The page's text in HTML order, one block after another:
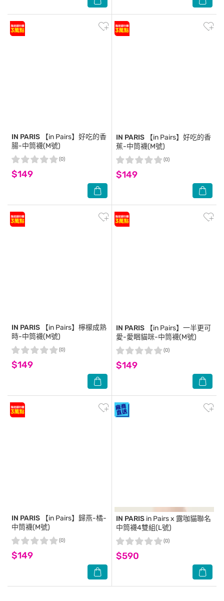
IN PARIS 【in Pairs】好吃的香
腸-中筒襪(M號)
$149
(0)
IN PARIS 【in Pairs】好吃的香
蕉-中筒襪(M號)
$149
(0)
IN PARIS 【in Pairs】檸檬成熟
時-中筒襪(M號)
$149
(0)
IN PARIS 【in Pairs】一半更可
愛-愛睏貓咪-中筒襪(M號)
$149
(0)
IN PARIS 【in Pairs】歸燕-橘-
中筒襪(M號)
$149
(0)
IN PARIS in Pairs x 露咖貓聯名
中筒襪4雙組(L號)
$590
(0)